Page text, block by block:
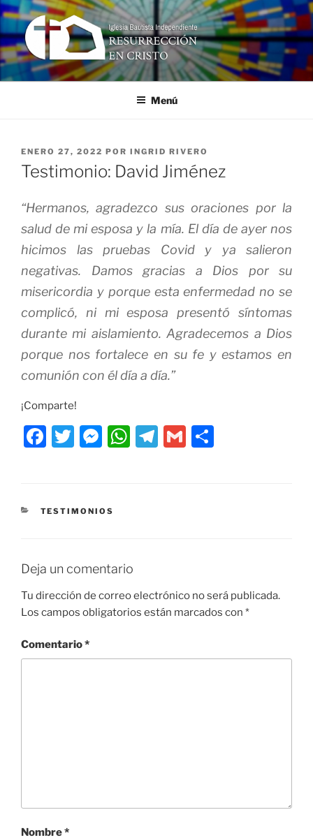
Ir
contenido
RESURRECCIÓN EN CRISTO
Iglesia Bautista Independiente
Menú
PUBLICADO
EN
ENERO 27, 2022 POR INGRID RIVERO
Testimonio: David Jiménez
“Hermanos, agradezco sus oraciones por la
salud de mi esposa y la mía. El día de ayer nos
hicimos las pruebas Covid y ya salieron
negativas. Damos gracias a Dios por su
misericordia y porque esta enfermedad no se
complicó, ni mi esposa presentó síntomas
durante mi aislamiento. Agradecemos a Dios
porque nos fortalece en su fe y estamos en
comunión con él día a día.”
¡Comparte!
F
e
o
k
T
er
M
e
er
W
p
T
G
CATEGORÍAS
TESTIMONIOS
Deja un comentario
Tu dirección de correo electrónico no será publicada.
Los campos obligatorios están marcados con *
Comentario*
Nombre*